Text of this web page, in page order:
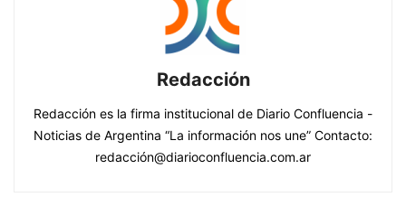
Redacción
Redacción es la firma institucional de Diario Confluencia -
Noticias de Argentina “La información nos une” Contacto:
redacción@diarioconfluencia.com.ar